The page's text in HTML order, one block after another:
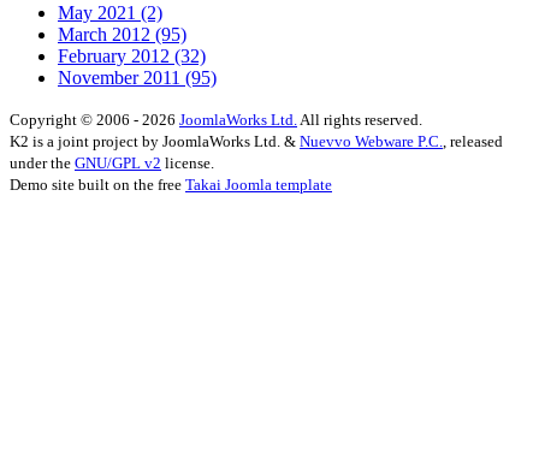
May 2021 (2)
March 2012 (95)
February 2012 (32)
November 2011 (95)
Copyright © 2006 - 2026 JoomlaWorks Ltd. All rights reserved.
K2 is a joint project by JoomlaWorks Ltd. & Nuevvo Webware P.C.
, released
under the GNU/GPL v2 license.
Demo site built on the free Takai Joomla template